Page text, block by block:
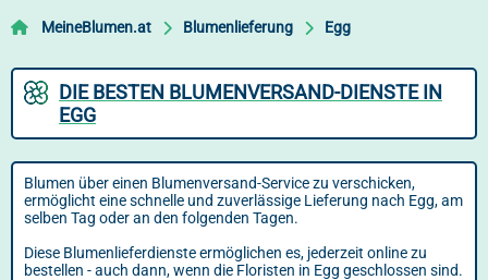
MeineBlumen.at Blumenlieferung Egg
DIE BESTEN BLUMENVERSAND-DIENSTE IN
EGG
Blumen über einen Blumenversand-Service zu verschicken,
ermöglicht eine schnelle und zuverlässige Lieferung nach Egg, am
selben Tag oder an den folgenden Tagen.
Diese Blumenlieferdienste ermöglichen es, jederzeit online zu
bestellen - auch dann, wenn die Floristen in Egg geschlossen sind.